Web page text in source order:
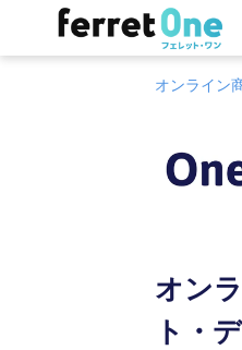
オンライン
オン
ト・